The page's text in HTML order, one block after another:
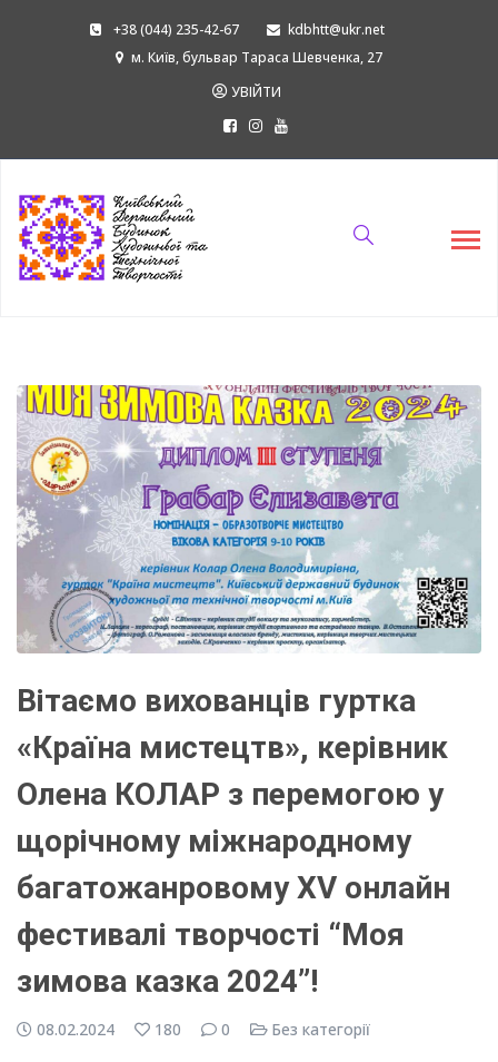
+38 (044) 235-42-67
kdbhtt@ukr.net
м. Київ, бульвар Тараса Шевченка, 27
УВІЙТИ
Вітаємо вихованців гуртка
«Країна мистецтв», керівник
Олена КОЛАР з перемогою у
щорічному міжнародному
багатожанровому XV онлайн
фестивалі творчості “Моя
зимова казка 2024”!
08.02.2024 180 0 Без категорії